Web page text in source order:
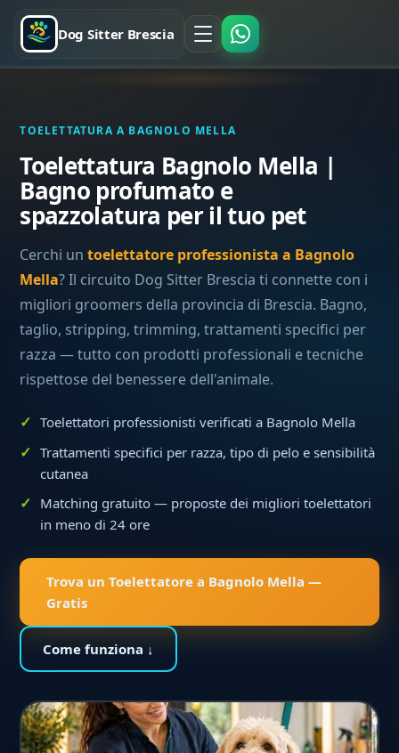
Dog Sitter Brescia
TOELETTATURA A BAGNOLO MELLA
Toelettatura Bagnolo Mella |
Bagno profumato e
spazzolatura per il tuo pet
Cerchi untoelettatore professionista a Bagnolo
Mella? Il circuito Dog Sitter Brescia ti connette con i
migliori groomers della provincia di Brescia. Bagno,
taglio, stripping, trimming, trattamenti specifici per
razza — tutto con prodotti professionali e tecniche
rispettose del benessere dell'animale.
Toelettatori professionisti verificati a Bagnolo Mella
Trattamenti specifici per razza, tipo di pelo e sensibilità
cutanea
Matching gratuito — proposte dei migliori toelettatori
in meno di 24 ore
Trova un Toelettatore a Bagnolo Mella —
Gratis
Come funziona ↓